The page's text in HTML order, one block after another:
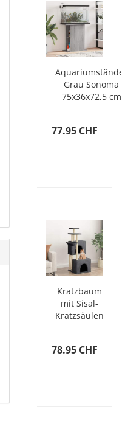
Aquariumständer
Grau Sonoma
75x36x72,5 cm
77.95 CHF
Kratzbaum
mit Sisal-
Kratzsäulen
78.95 CHF